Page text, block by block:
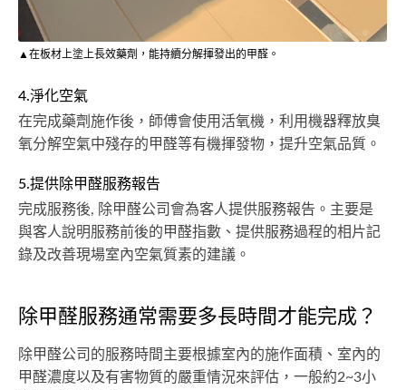
▲在板材上塗上長效藥劑，能持續分解揮發出的甲醛。
4.淨化空氣
在完成藥劑施作後，師傅會使用活氧機，利用機器釋放臭
氧分解空氣中殘存的甲醛等有機揮發物，提升空氣品質。
5.提供除甲醛服務報告
完成服務後, 除甲醛公司會為客人提供服務報告。主要是
與客人說明服務前後的甲醛指數、提供服務過程的相片記
錄及改善現場室內空氣質素的建議。
除甲醛服務通常需要多長時間才能完成？
除甲醛公司的服務時間主要根據室內的施作面積、室內的
甲醛濃度以及有害物質的嚴重情況來評估，一般約2~3小